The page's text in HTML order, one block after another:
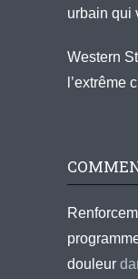
urbain qui
Western
l’extrême
douleur